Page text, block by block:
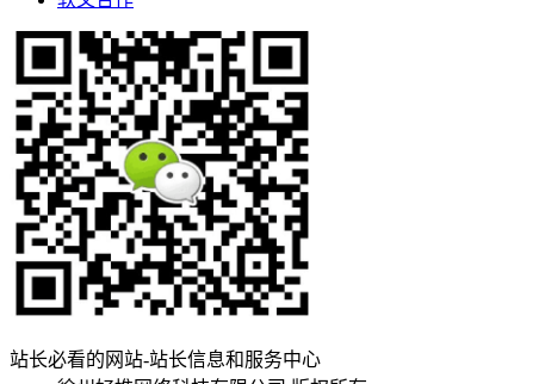
站长必看的网站-站长信息和服务中心